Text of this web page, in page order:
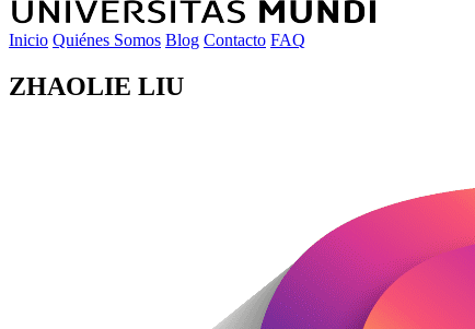
Inicio Quiénes Somos Blog Contacto FAQ
ZHAOLIE LIU